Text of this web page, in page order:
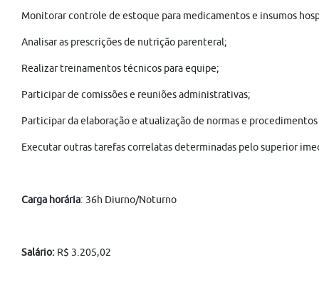
Monitorar controle de estoque para medicamentos e insumos
Analisar as prescrições de nutrição parenteral;
Realizar treinamentos técnicos para equipe;
Participar de comissões e reuniões administrativas;
Participar da elaboração e atualização de normas e procedimentos
Executar outras tarefas correlatas determinadas pelo superior
Carga horária: 36h Diurno/Noturno
Salário: R$ 3.205,02